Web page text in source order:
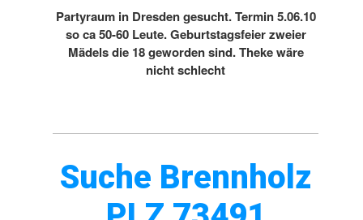
Partyraum in Dresden gesucht. Termin 5.06.10
so ca 50-60 Leute. Geburtstagsfeier zweier
Mädels die 18 geworden sind. Theke wäre
nicht schlecht
Suche Brennholz